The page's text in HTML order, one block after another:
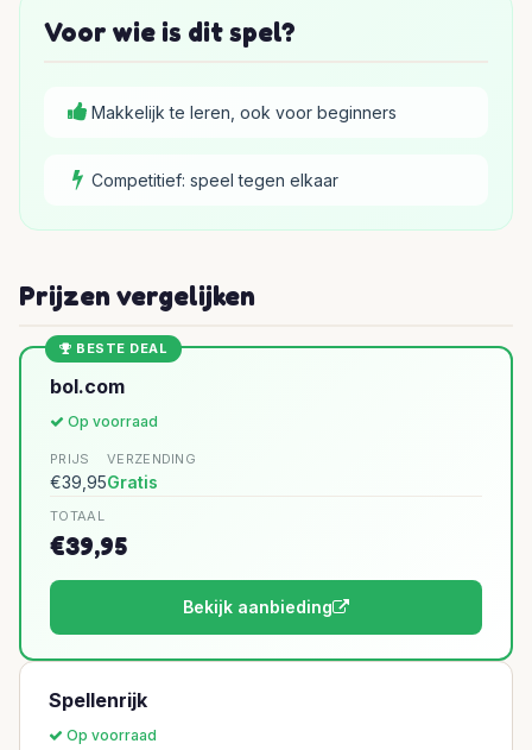
Voor wie is dit spel?
Makkelijk te leren, ook voor beginners
Competitief: speel tegen elkaar
Prijzen vergelijken
BESTE DEAL
bol.com
Op voorraad
PRIJS
€39,95
VERZENDING
Gratis
TOTAAL
€39,95
Bekijk aanbieding
Spellenrijk
Op voorraad